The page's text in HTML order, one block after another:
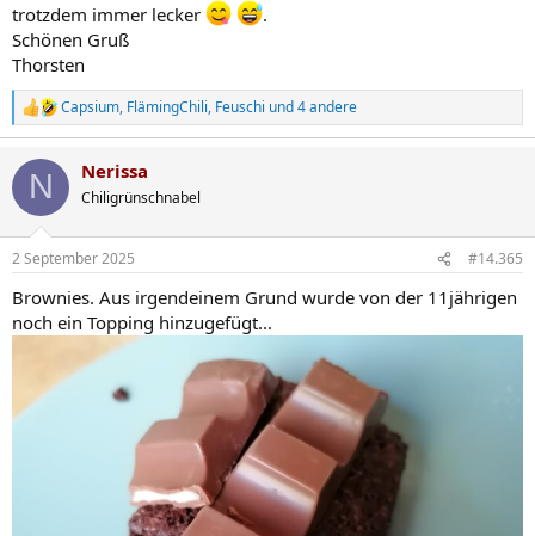
trotzdem immer lecker
.
Schönen Gruß
Thorsten
R
e
k
i
e
:
Capsium, FlämingChili, Feuschi und 4 andere
N Nerissa
Chiligrünschnabel
2 September 2025 #14.365
Brownies. Aus irgendeinem Grund wurde von der 11jährigen
noch ein Topping hinzugefügt...